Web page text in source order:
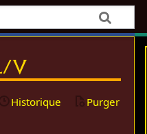
V
Historique Purger